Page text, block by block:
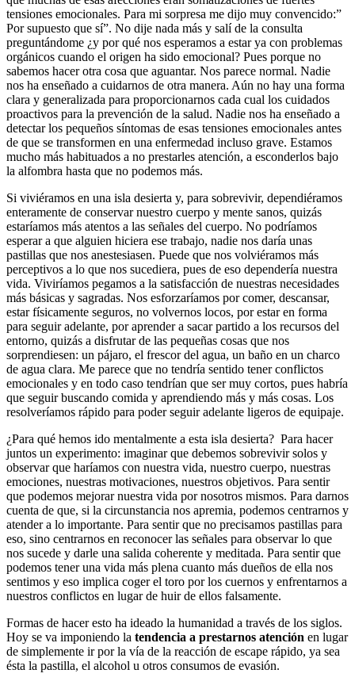
tensiones emocionales. Para mi sorpresa me dijo muy convencido:”
Por supuesto que sí”. No dije nada más y salí de la consulta
preguntándome ¿y por qué nos esperamos a estar ya con problemas
orgánicos cuando el origen ha sido emocional? Pues porque no
sabemos hacer otra cosa que aguantar. Nos parece normal. Nadie
nos ha enseñado a cuidarnos de otra manera. Aún no hay una forma
clara y generalizada para proporcionarnos cada cual los cuidados
proactivos para la prevención de la salud. Nadie nos ha enseñado a
detectar los pequeños síntomas de esas tensiones emocionales antes
de que se transformen en una enfermedad incluso grave. Estamos
mucho más habituados a no prestarles atención, a esconderlos bajo
la alfombra hasta que no podemos más.
Si viviéramos en una isla desierta y, para sobrevivir, dependiéramos
enteramente de conservar nuestro cuerpo y mente sanos, quizás
estaríamos más atentos a las señales del cuerpo. No podríamos
esperar a que alguien hiciera ese trabajo, nadie nos daría unas
pastillas que nos anestesiasen. Puede que nos volviéramos más
perceptivos a lo que nos sucediera, pues de eso dependería nuestra
vida. Viviríamos pegamos a la satisfacción de nuestras necesidades
más básicas y sagradas. Nos esforzaríamos por comer, descansar,
estar físicamente seguros, no volvernos locos, por estar en forma
para seguir adelante, por aprender a sacar partido a los recursos del
entorno, quizás a disfrutar de las pequeñas cosas que nos
sorprendiesen: un pájaro, el frescor del agua, un baño en un charco
de agua clara. Me parece que no tendría sentido tener conflictos
emocionales y en todo caso tendrían que ser muy cortos, pues habría
que seguir buscando comida y aprendiendo más y más cosas. Los
resolveríamos rápido para poder seguir adelante ligeros de equipaje.
¿Para qué hemos ido mentalmente a esta isla desierta? Para hacer
juntos un experimento: imaginar que debemos sobrevivir solos y
observar que haríamos con nuestra vida, nuestro cuerpo, nuestras
emociones, nuestras motivaciones, nuestros objetivos. Para sentir
que podemos mejorar nuestra vida por nosotros mismos. Para darnos
cuenta de que, si la circunstancia nos apremia, podemos centrarnos y
atender a lo importante. Para sentir que no precisamos pastillas para
eso, sino centrarnos en reconocer las señales para observar lo que
nos sucede y darle una salida coherente y meditada. Para sentir que
podemos tener una vida más plena cuanto más dueños de ella nos
sentimos y eso implica coger el toro por los cuernos y enfrentarnos a
nuestros conflictos en lugar de huir de ellos falsamente.
Formas de hacer esto ha ideado la humanidad a través de los siglos.
Hoy se va imponiendo la tendencia a prestarnos atención en lugar
de simplemente ir por la vía de la reacción de escape rápido, ya sea
ésta la pastilla, el alcohol u otros consumos de evasión.